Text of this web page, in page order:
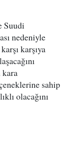
Suudi
nedeniyle
karşıya
kara
sahip
olacağını